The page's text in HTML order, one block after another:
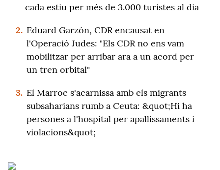
cada estiu per més de 3.000 turistes al dia
2. Eduard Garzón, CDR encausat en
l'Operació Judes: "Els CDR no ens vam
mobilitzar per arribar ara a un acord per
un tren orbital"
3. El Marroc s'acarnissa amb els migrants
subsaharians rumb a Ceuta: &quot;Hi ha
persones a l'hospital per apallissaments i
violacions&quot;